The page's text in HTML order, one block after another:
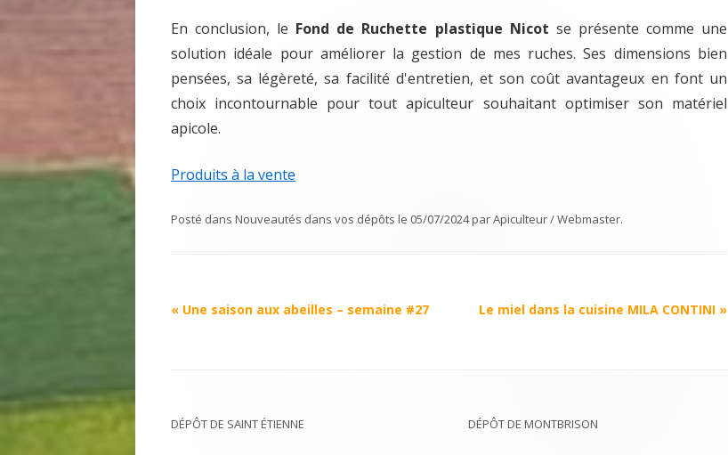
En conclusion, le Fond de Ruchette plastique Nicot se présente comme une
solution idéale pour améliorer la gestion de mes ruches. Ses dimensions bien
pensées, sa légèreté, sa facilité d'entretien, et son coût avantageux en font un
choix incontournable pour tout apiculteur souhaitant optimiser son matériel
apicole.
Produits à la vente
Posté dans Nouveautés dans vos dépôts le 05/07/2024parApiculteur / Webmaster.
Navigation
« Une saison aux abeilles – semaine #27 Le miel dans la cuisine MILA CONTINI »
DÉPÔT DE SAINT ÉTIENNE DÉPÔT DE MONTBRISON